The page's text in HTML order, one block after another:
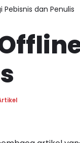
dan Penulis